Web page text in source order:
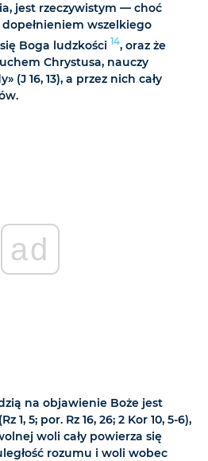
jest rzeczywistym — choć
wszelkiego
Boga ludzkości 14, oraz że
Chrystusa, nauczy
(J 16, 13), a przez nich cały
ad
na objawienie Boże jest
1, 5; por. Rz 16, 26; 2 Kor 10, 5-6),
woli cały powierza się
rozumu i woli wobec